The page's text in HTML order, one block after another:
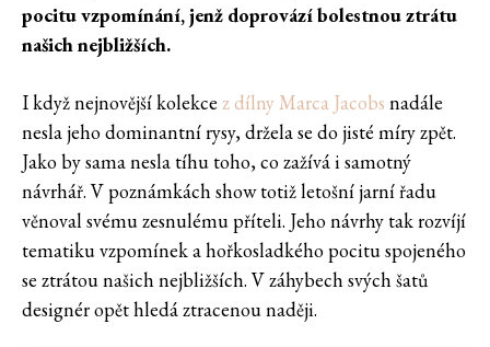
pocitu vzpomínání, jenž doprovází bolestnou ztrátu
našich nejbližších.
I když nejnovější kolekce z dílny Marca Jacobs nadále
nesla jeho dominantní rysy, držela se do jisté míry zpět.
Jako by sama nesla tíhu toho, co zažívá i samotný
návrhář. V poznámkách show totiž letošní jarní řadu
věnoval svému zesnulému příteli. Jeho návrhy tak rozvíjí
tematiku vzpomínek a hořkosladkého pocitu spojeného
se ztrátou našich nejbližších. V záhybech svých šatů
designér opět hledá ztracenou naději.